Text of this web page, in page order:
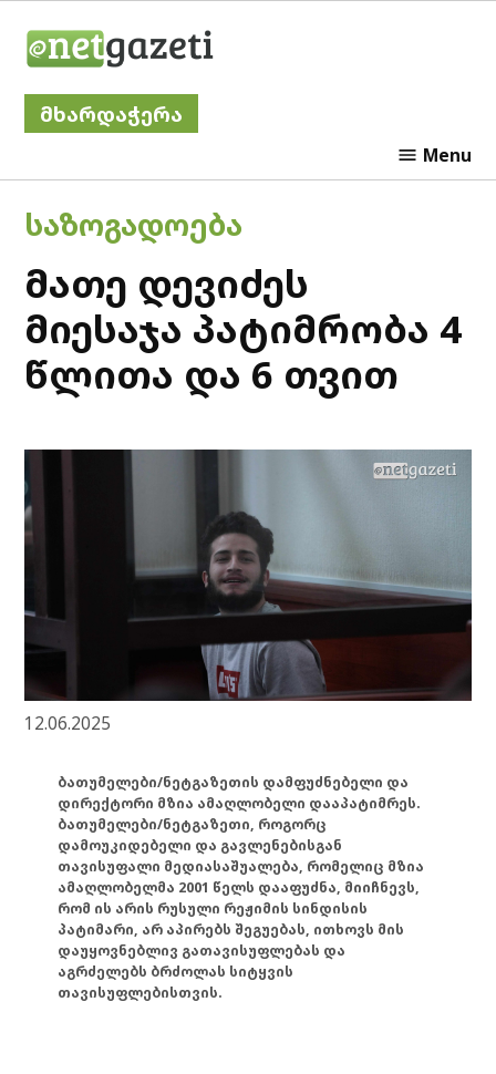
მხარდაჭერა
Menu
POSTED
IN
ᲡᲐᲖᲝᲒᲐᲓᲝᲔᲑᲐ
მათე დევიძეს
მიესაჯა პატიმრობა 4
წლითა და 6 თვით
12.06.2025
ბათუმელები/ნეტგაზეთის დამფუძნებელი და
დირექტორი მზია ამაღლობელი დააპატიმრეს.
ბათუმელები/ნეტგაზეთი, როგორც
დამოუკიდებელი და გავლენებისგან
თავისუფალი მედიასაშუალება, რომელიც მზია
ამაღლობელმა 2001 წელს დააფუძნა, მიიჩნევს,
რომ ის არის რუსული რეჟიმის სინდისის
პატიმარი, არ აპირებს შეგუებას, ითხოვს მის
დაუყოვნებლივ გათავისუფლებას და
აგრძელებს ბრძოლას სიტყვის
თავისუფლებისთვის.